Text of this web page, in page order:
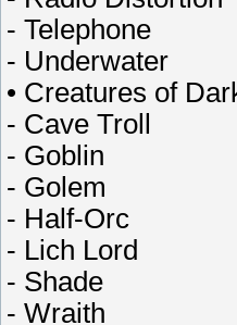
- Telephone
- Underwater
• Creatures of
- Cave Troll
- Goblin
- Golem
- Half-Orc
- Lich Lord
- Shade
- Wraith